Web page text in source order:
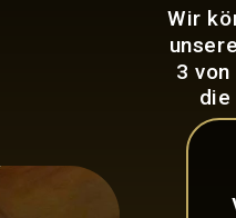
Wir
unsere
3
die